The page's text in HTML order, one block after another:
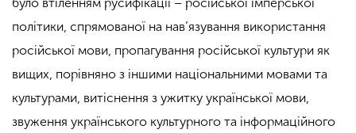
політики, спрямованої на нав’язування використання
російської мови, пропагування російської культури як
вищих, порівняно з іншими національними мовами та
культурами, витіснення з ужитку української мови,
звуження українського культурного та інформаційного